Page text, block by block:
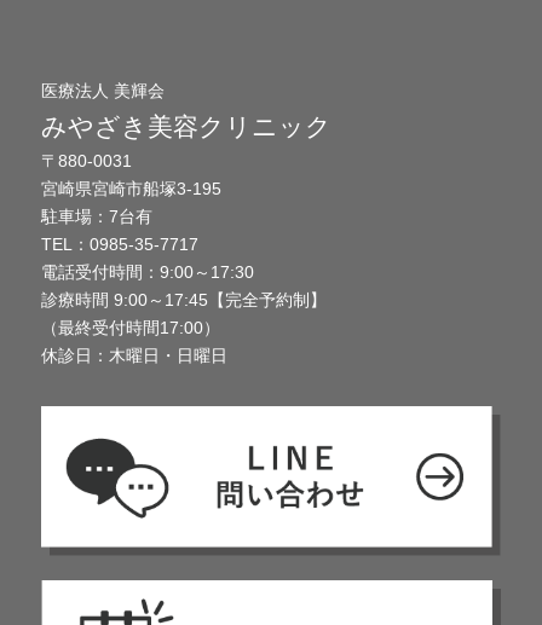
医療法人 美輝会
みやざき美容クリニック
〒880-0031
宮崎県宮崎市船塚3-195
駐車場：7台有
TEL：0985-35-7717
電話受付時間：9:00～17:30
診療時間 9:00～17:45【完全予約制】
（最終受付時間17:00）
休診日：木曜日・日曜日